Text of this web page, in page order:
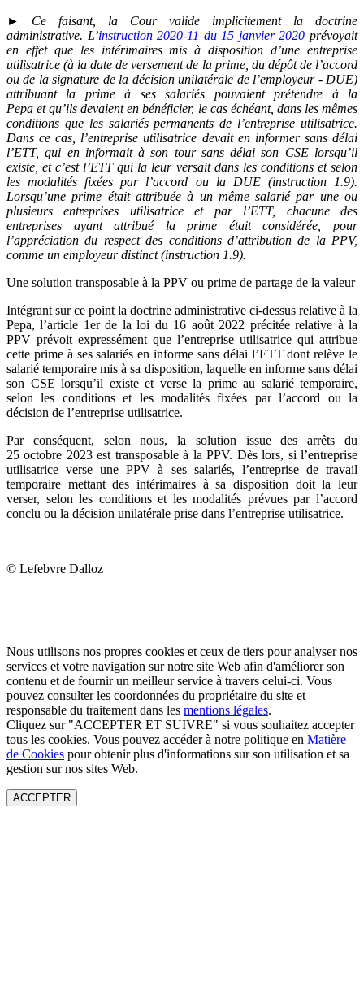
► Ce faisant, la Cour valide implicitement la doctrine
administrative. L’instruction 2020-11 du 15 janvier 2020 prévoyait
en effet que les intérimaires mis à disposition d’une entreprise
utilisatrice (à la date de versement de la prime, du dépôt de l’accord
ou de la signature de la décision unilatérale de l’employeur - DUE)
attribuant la prime à ses salariés pouvaient prétendre à la
Pepa et qu’ils devaient en bénéficier, le cas échéant, dans les mêmes
conditions que les salariés permanents de l’entreprise utilisatrice.
Dans ce cas, l’entreprise utilisatrice devait en informer sans délai
l’ETT, qui en informait à son tour sans délai son CSE lorsqu’il
existe, et c’est l’ETT qui la leur versait dans les conditions et selon
les modalités fixées par l’accord ou la DUE (instruction 1.9).
Lorsqu’une prime était attribuée à un même salarié par une ou
plusieurs entreprises utilisatrice et par l’ETT, chacune des
entreprises ayant attribué la prime était considérée, pour
l’appréciation du respect des conditions d’attribution de la PPV,
comme un employeur distinct (instruction 1.9).
Une solution transposable à la PPV ou prime de partage de la valeur
Intégrant sur ce point la doctrine administrative ci-dessus relative à la
Pepa, l’article 1er de la loi du 16 août 2022 précitée relative à la
PPV prévoit expressément que l’entreprise utilisatrice qui attribue
cette prime à ses salariés en informe sans délai l’ETT dont relève le
salarié temporaire mis à sa disposition, laquelle en informe sans délai
son CSE lorsqu’il existe et verse la prime au salarié temporaire,
selon les conditions et les modalités fixées par l’accord ou la
décision de l’entreprise utilisatrice.
Par conséquent, selon nous, la solution issue des arrêts du
25 octobre 2023 est transposable à la PPV. Dès lors, si l’entreprise
utilisatrice verse une PPV à ses salariés, l’entreprise de travail
temporaire mettant des intérimaires à sa disposition doit la leur
verser, selon les conditions et les modalités prévues par l’accord
conclu ou la décision unilatérale prise dans l’entreprise utilisatrice.
© Lefebvre Dalloz
Nous utilisons nos propres cookies et ceux de tiers pour analyser nos
services et votre navigation sur notre site Web afin d'améliorer son
contenu et de fournir un meilleur service à travers celui-ci. Vous
pouvez consulter les coordonnées du propriétaire du site et
responsable du traitement dans les mentions légales.
Cliquez sur "ACCEPTER ET SUIVRE" si vous souhaitez accepter
tous les cookies. Vous pouvez accéder à notre politique en Matière
de Cookies pour obtenir plus d'informations sur son utilisation et sa
gestion sur nos sites Web.
ACCEPTER